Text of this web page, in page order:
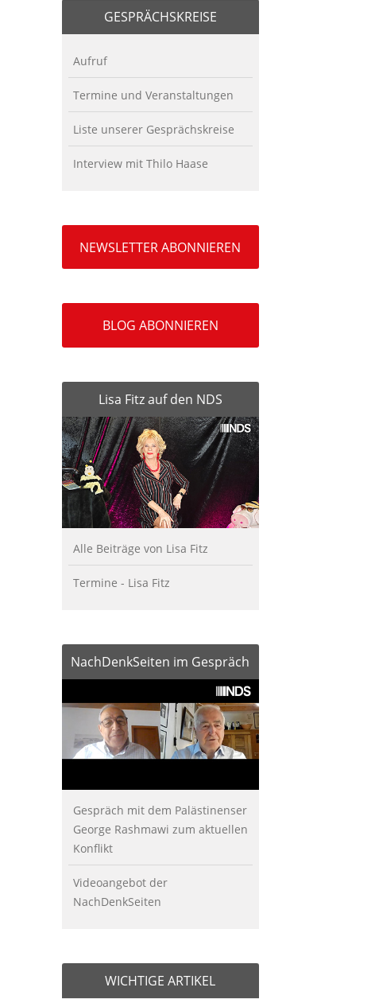
GESPRÄCHSKREISE
Aufruf
Termine und Veranstaltungen
Liste unserer Gesprächskreise
Interview mit Thilo Haase
NEWSLETTER ABONNIEREN
BLOG ABONNIEREN
Lisa Fitz auf den NDS
Alle Beiträge von Lisa Fitz
Termine - Lisa Fitz
NachDenkSeiten im Gespräch
Gespräch mit dem Palästinenser
George Rashmawi zum aktuellen
Konflikt
Videoangebot der
NachDenkSeiten
WICHTIGE ARTIKEL